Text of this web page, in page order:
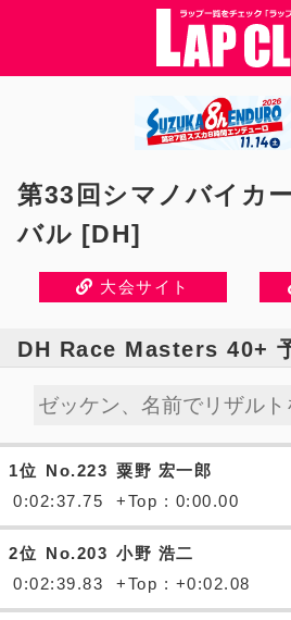
第33回シマノバイカ
バル [DH]
大会サイト
DH Race Masters 40+
1位 No.223 粟野 宏一郎
0:02:37.75
+Top : 0:00.00
2位 No.203 小野 浩二
0:02:39.83
+Top : +0:02.08